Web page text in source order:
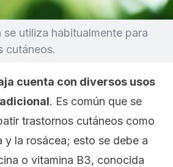
se utiliza habitualmente para
cutáneos.
cuenta con diversos usos
. Es común que se
trastornos cutáneos como
y la rosácea; esto se debe a
o vitamina B3, conocida